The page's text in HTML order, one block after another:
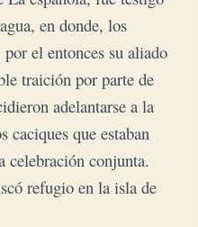
en donde, los
el entonces su aliado
traición por parte de
adelantarse a la
caciques que estaban
celebración conjunta.
refugio en la isla de